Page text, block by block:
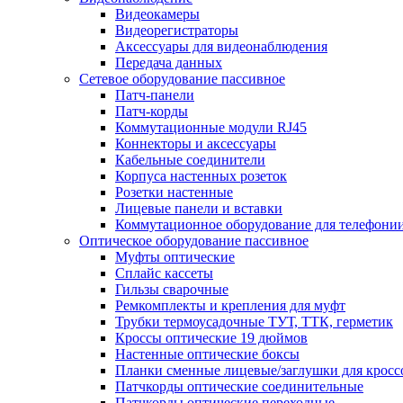
Видеокамеры
Видеорегистраторы
Аксессуары для видеонаблюдения
Передача данных
Сетевое оборудование пассивное
Патч-панели
Патч-корды
Коммутационные модули RJ45
Коннекторы и аксессуары
Кабельные соединители
Корпуса настенных розеток
Розетки настенные
Лицевые панели и вставки
Коммутационное оборудование для
Оптическое оборудование пассивное
Муфты оптические
Сплайс кассеты
Гильзы сварочные
Ремкомплекты и крепления для муфт
Трубки термоусадочные ТУТ, ТТК, герметик
Кроссы оптические 19 дюймов
Настенные оптические боксы
Планки сменные лицевые/заглушки для
Патчкорды оптические соединительные